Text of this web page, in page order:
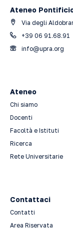
Ateneo
Via degli
+39 06 91.68.91
info@upra.org
Ateneo
Chi siamo
Docenti
Facoltà e Istituti
Ricerca
Rete Universitarie
Contattaci
Contatti
Area Riservata